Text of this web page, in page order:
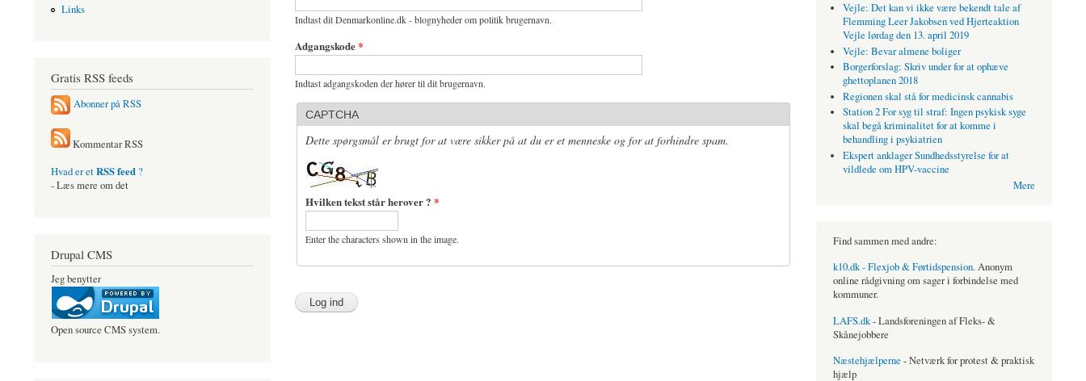
Indtast dit Denmarkonline.dk - blognyheder om politik brugernavn.
Adgangskode*
Indtast adgangskoden der hører til dit brugernavn.
CAPTCHA
Dette spørgsmål er brugt for at være sikker på at du er et menneske og for at forhindre spam.
Hvilken tekst står herover ? *
Enter the characters shown in the image.
Links
Gratis RSS feeds
Abonner på RSS
Kommentar RSS
Hvad er etRSS feed ?
- Læs mere om det
Drupal CMS
Jeg benytter
Open source CMS system.
Vejle: Det kan vi ikke være bekendt tale af
Flemming Leer Jakobsen ved Hjerteaktion
Vejle lørdag den 13. april 2019
Vejle: Bevar almene boliger
Borgerforslag: Skriv under for at ophæve
ghettoplanen 2018
Regionen skal stå for medicinsk cannabis
Station 2 For syg til straf: Ingen psykisk syge
skal begå kriminalitet for at komme i
behandling i psykiatrien
Ekspert anklager Sundhedsstyrelse for at
vildlede om HPV-vaccine
Mere
Find sammen med andre:
k10.dk - Flexjob & Førtidspension. Anonym
online rådgivning om sager i forbindelse med
kommuner.
LAFS.dk- Landsforeningen af Fleks- &
Skånejobbere
Næstehjælperne - Netværk for protest & praktisk
hjælp